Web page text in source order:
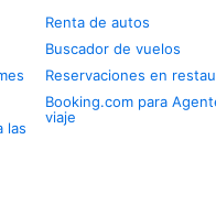
las
Renta de autos
Buscador de vuelos
Reservaciones en
Booking.com para
viaje